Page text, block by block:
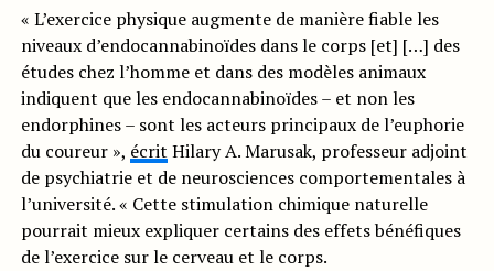
« L’exercice physique augmente de manière fiable les
niveaux d’endocannabinoïdes dans le corps [et] […] des
études chez l’homme et dans des modèles animaux
indiquent que les endocannabinoïdes – et non les
endorphines – sont les acteurs principaux de l’euphorie
du coureur », écrit Hilary A. Marusak, professeur adjoint
de psychiatrie et de neurosciences comportementales à
l’université. « Cette stimulation chimique naturelle
pourrait mieux expliquer certains des effets bénéfiques
de l’exercice sur le cerveau et le corps.